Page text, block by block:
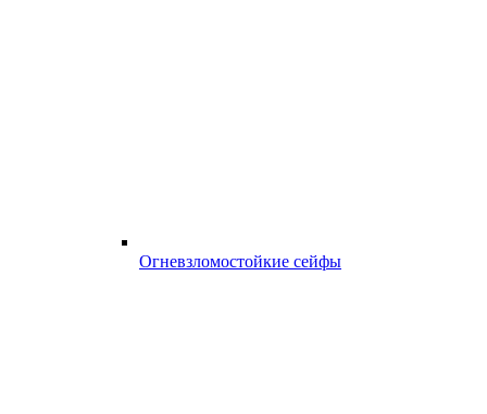
Огневзломостойкие сейфы